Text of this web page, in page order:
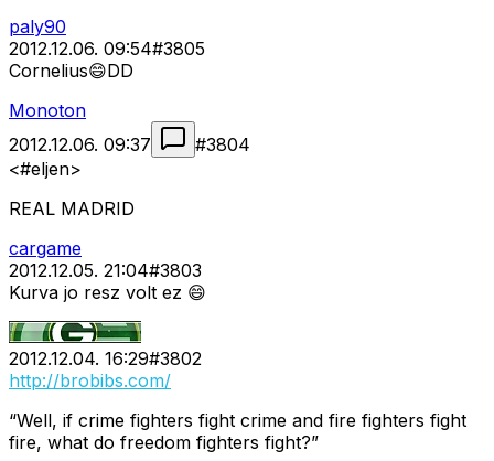
paly90
2012.12.06. 09:54#3805
Cornelius😄DD
Monoton
2012.12.06. 09:37
#3804
<#eljen>
REAL MADRID
cargame
2012.12.05. 21:04#3803
Kurva jo resz volt ez 😄
2012.12.04. 16:29#3802
http://brobibs.com/
“Well, if crime fighters fight crime and fire fighters fight
fire, what do freedom fighters fight?”